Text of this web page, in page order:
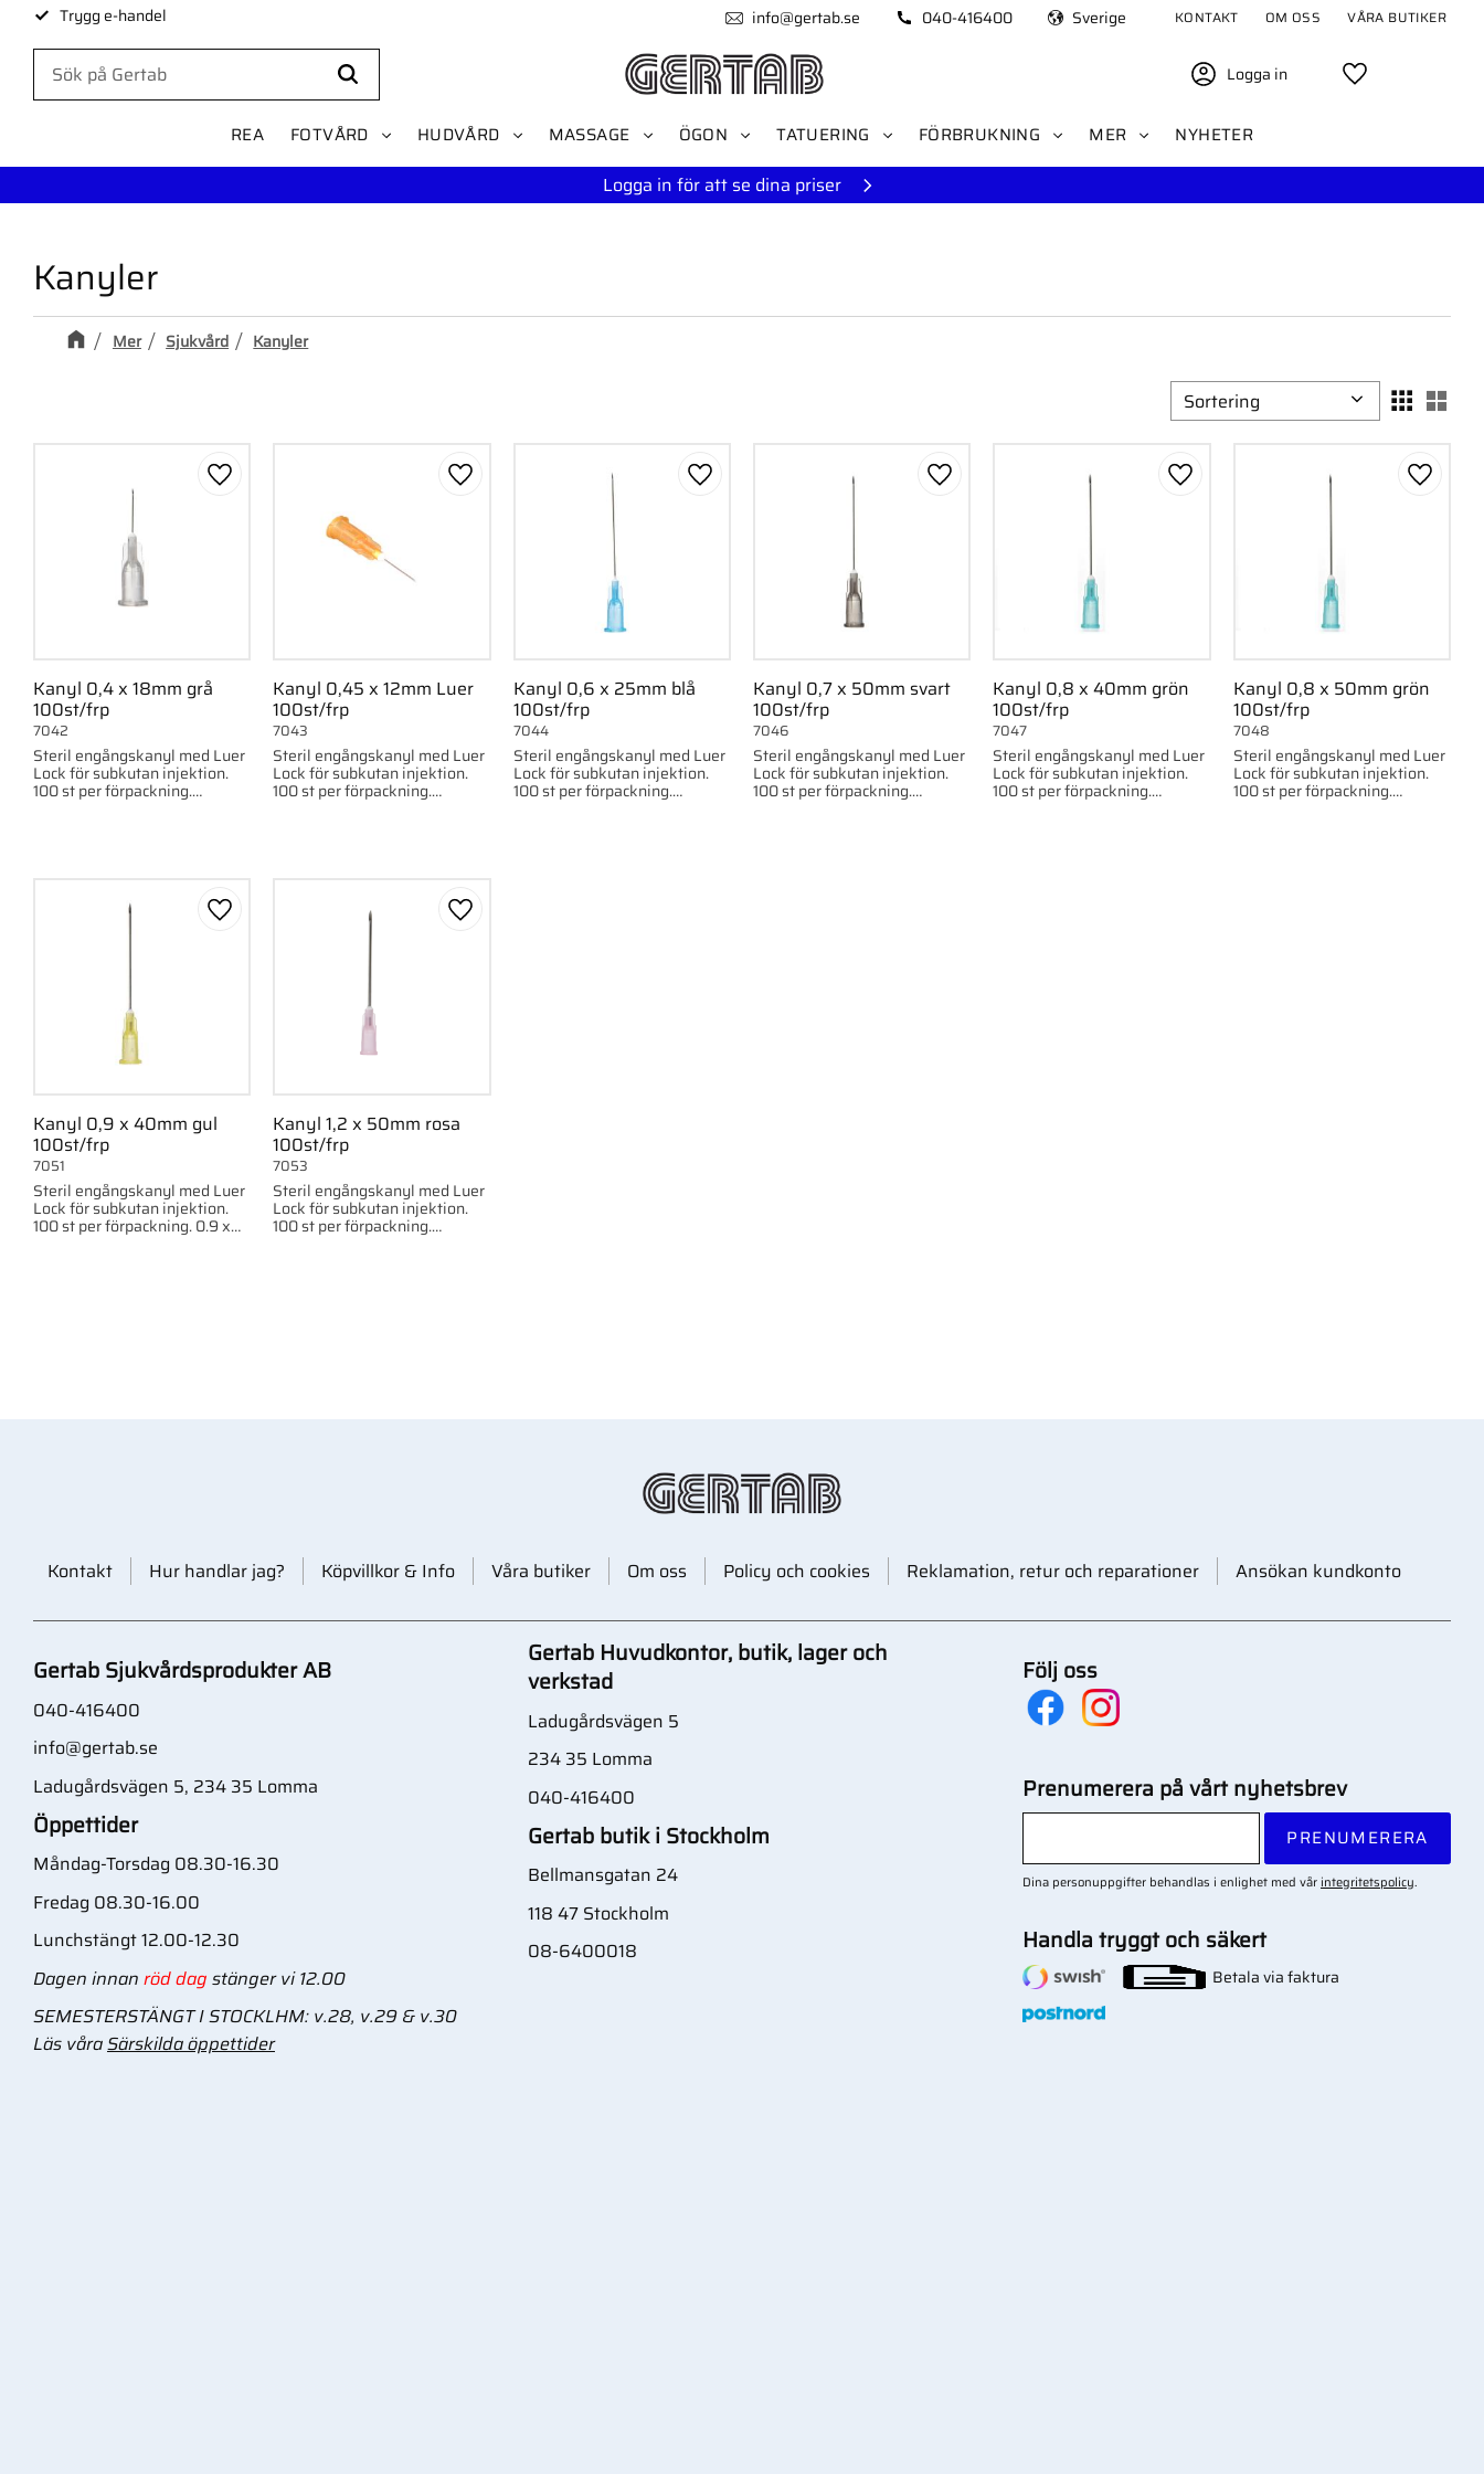
Trygg e-handel info@gertab.se 040-416400 Sverige KONTAKT OM OSS VÅRA BUTIKER
Logga in
REA FOTVÅRD HUDVÅRD MASSAGE ÖGON TATUERING FÖRBRUKNING MER NYHETER
Logga in för att se dina priser
Kanyler
Mer Sjukvård Kanyler
Välj sortering
Kanyl 0,4 x 18mm grå
100st/frp
Steril engångskanyl med Luer
Lock för subkutan injektion.
100 st per förpackning.
7042
Lägg till i favoriter
Kanyl 0,45 x 12mm Luer
100st/frp
Steril engångskanyl med Luer
Lock för subkutan injektion.
100 st per förpackning.
7043
Lägg till i favoriter
Kanyl 0,6 x 25mm blå
100st/frp
Steril engångskanyl med Luer
Lock för subkutan injektion.
100 st per förpackning.
7044
Lägg till i favoriter
Kanyl 0,7 x 50mm svart
100st/frp
Steril engångskanyl med Luer
Lock för subkutan injektion.
100 st per förpackning.
7046
Lägg till i favoriter
Kanyl 0,8 x 40mm grön
100st/frp
Steril engångskanyl med Luer
Lock för subkutan injektion.
100 st per förpackning.
7047
Lägg till i favoriter
Kanyl 0,8 x 50mm grön
100st/frp
Steril engångskanyl med Luer
Lock för subkutan injektion.
100 st per förpackning.
7048
Lägg
Kanyl 0,9 x 40mm gul
100st/frp
Steril engångskanyl med Luer
Lock för subkutan injektion.
100 st per förpackning. 0.9 x
7051
Lägg till i favoriter
Kanyl 1,2 x 50mm rosa
100st/frp
Steril engångskanyl med Luer
Lock för subkutan injektion.
100 st per förpackning.
7053
Lägg till i favoriter
Kontakt Hur handlar jag? Köpvillkor & Info Våra butiker Om oss Policy och cookies Reklamation, retur och reparationer Ansökan kundkonto
Gertab Sjukvårdsprodukter AB
040-416400
info@gertab.se
Ladugårdsvägen 5, 234 35 Lomma
Öppettider
Måndag-Torsdag 08.30-16.30
Fredag 08.30-16.00
Lunchstängt 12.00-12.30
Dagen innan röd dag stänger vi 12.00
SEMESTERSTÄNGT I STOCKLHM: v.28, v.29 & v.30
Läs våraSärskilda öppettider
Gertab Huvudkontor, butik, lager och
verkstad
Ladugårdsvägen 5
234 35 Lomma
040-416400
Gertab butik i Stockholm
Bellmansgatan 24
118 47 Stockholm
08-6400018
Följ oss
Prenumerera på vårt nyhetsbrev
PRENUMERERA
Dina personuppgifter behandlas i enlighet med vår integritetspolicy.
Handla tryggt och säkert
Betala via faktura